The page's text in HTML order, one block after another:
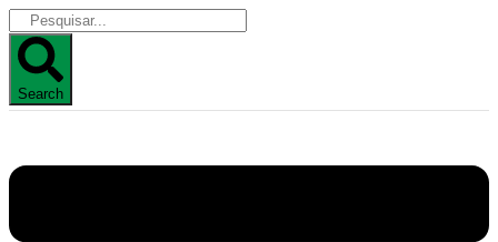
Search